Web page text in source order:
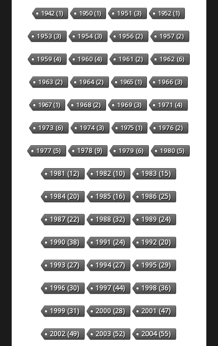
1942(1) 1950(1) 1951 (3) 1952(1)
1953(3) 1954(3) 1956(2) 1957(2)
1959(4) 1960(4) 1961 (2) 1962(6)
1963(2) 1964(2) 1965(1) 1966(3)
1967(1) 1968(2) 1969(3) 1971 (4)
1973(6) 1974(3) 1975(1) 1976(2)
1977(5) 1978(9) 1979(6) 1980(5)
1981 (12) 1982(10) 1983(15)
1984(20) 1985(16) 1986(25)
1987(22) 1988(32) 1989(24)
1990(38) 1991 (24) 1992(20)
1993(27) 1994(27) 1995(29)
1996(30) 1997(44) 1998(36)
1999(31) 2000(28) 2001 (47)
2002(49) 2003(52) 2004(55)